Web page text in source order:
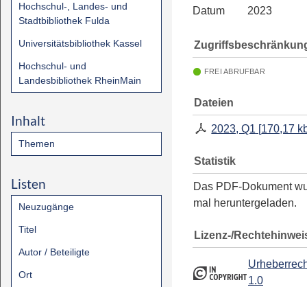
Hochschul-, Landes- und
Stadtbibliothek Fulda
Universitätsbibliothek Kassel
Hochschul- und
Landesbibliothek RheinMain
Inhalt
Themen
Listen
Neuzugänge
Titel
Autor / Beteiligte
Ort
Datum
2023
FREI ABRUFBAR
Dateien
2023, Q1 [170,17
Statistik
Das PDF-Dokument
mal heruntergeladen.
Lizenz-/
1.0